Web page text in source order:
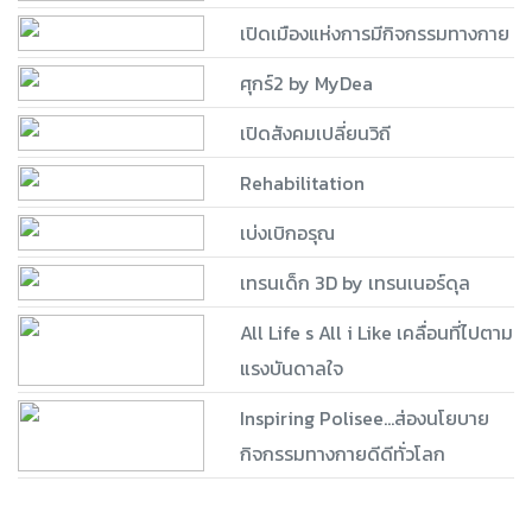
เปิดเมืองแห่งการมีกิจกรรมทางกาย
ศุกร์2 by MyDea
เปิดสังคมเปลี่ยนวิถี
Rehabilitation
เบ่งเบิกอรุณ
เทรนเด็ก 3D by เทรนเนอร์ดุล
All Life s All i Like เคลื่อนที่ไปตาม
แรงบันดาลใจ
Inspiring Polisee...ส่องนโยบาย
กิจกรรมทางกายดีดีทั่วโลก